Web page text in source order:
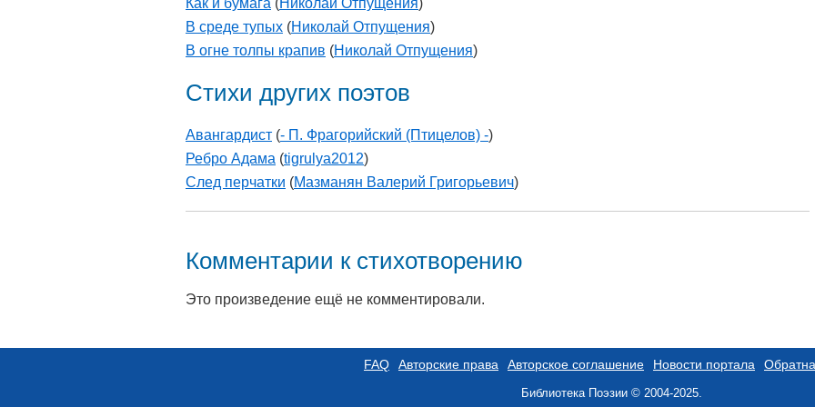
Как и бумага (Николай Отпущения)
В среде тупых (Николай Отпущения)
В огне толпы крапив (Николай Отпущения)
Стихи других поэтов
Авангардист (- П. Фрагорийский (Птицелов) -)
Ребро Адама (tigrulya2012)
След перчатки (Мазманян Валерий Григорьевич)
Комментарии к стихотворению
Это произведение ещё не комментировали.
FAQ Авторские права Авторское соглашение Новости портала
Библиотека Поэзии © 2004-2025.